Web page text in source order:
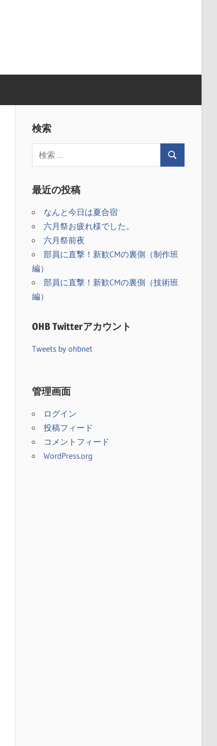
検索
最近の投稿
なんと今日は夏合宿
六月祭お疲れ様でした。
六月祭前夜
部員に直撃！新歓CMの裏側（制作班
編）
部員に直撃！新歓CMの裏側（技術班
編）
OHB Twitterアカウント
Tweets by ohbnet
管理画面
ログイン
投稿フィード
コメントフィード
WordPress.org